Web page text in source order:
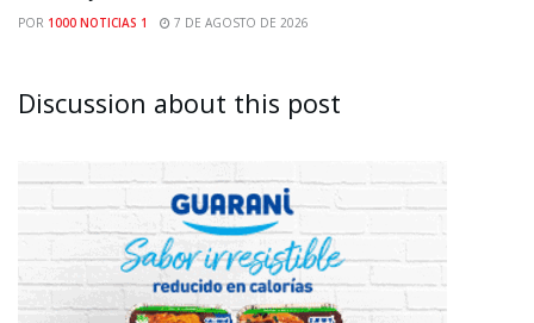
POR 1000 NOTICIAS 1 7 DE AGOSTO DE 2026
Discussion about this post